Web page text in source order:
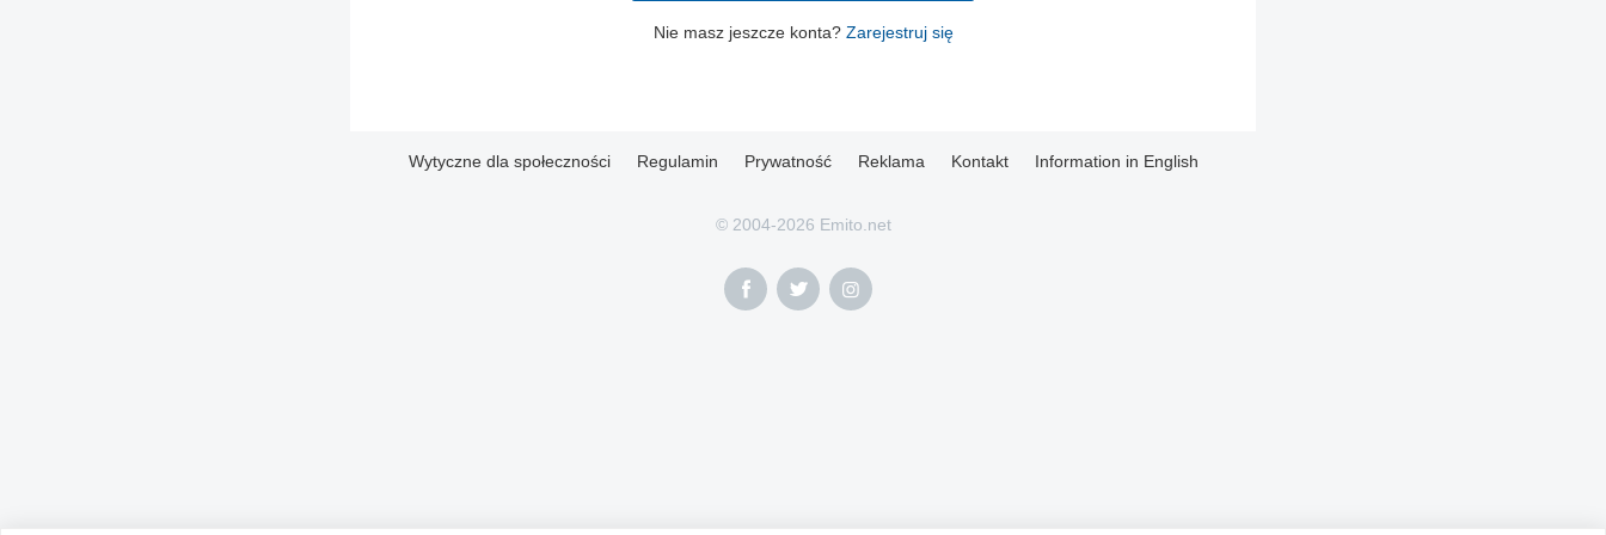
Nie masz jeszcze konta? Zarejestruj się
Wytyczne dla społeczności Regulamin Prywatność Reklama Kontakt Information in English
© 2004-2026 Emito.net